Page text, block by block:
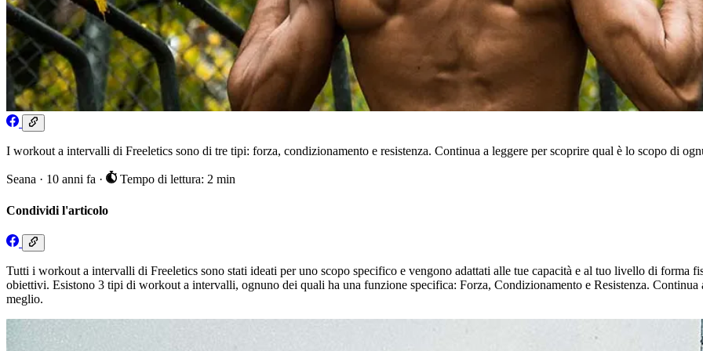
I workout a intervalli di Freeletics sono di tre tipi: forza, condizionamento e resistenza. Continua a leggere per scoprire qual è lo scopo di
Seana · 10 anni fa · Tempo di lettura: 2 min
Condividi l'articolo
Tutti i workout a intervalli di Freeletics sono stati ideati per uno scopo specifico e vengono adattati alle tue capacità e al tuo livello di forma
obiettivi. Esistono 3 tipi di workout a intervalli, ognuno dei quali ha una funzione specifica: Forza, Condizionamento e Resistenza.
meglio.